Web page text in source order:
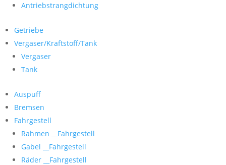
Antriebstrangdichtung
Getriebe
Vergaser/Kraftstoff/Tank
Vergaser
Tank
Auspuff
Bremsen
Fahrgestell
Rahmen __Fahrgestell
Gabel __Fahrgestell
Räder __Fahrgestell